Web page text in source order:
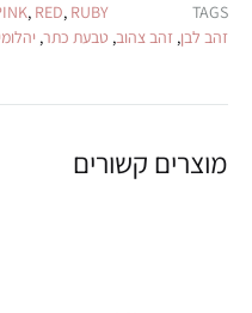
TAGS
, RED, RUBY
זהב לבן, זהב צהוב, טבעת כתר,
מוצרים קשורים